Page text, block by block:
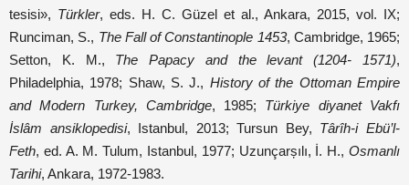
tesisi», Türkler, eds. H. C. Güzel et al., Ankara, 2015, vol. IX;
Runciman, S., The Fall of Constantinople 1453, Cambridge, 1965;
Setton, K. M., The Papacy and the levant (1204- 1571),
Philadelphia, 1978; Shaw, S. J., History of the Ottoman Empire
and Modern Turkey, Cambridge, 1985; Türkiye diyanet Vakfı
İslâm ansiklopedisi, Istanbul, 2013; Tursun Bey, Târîh-i Ebü’l-
Feth, ed. A. M. Tulum, Istanbul, 1977; Uzunçarșılı, İ. H., Osmanlı
Tarihi, Ankara, 1972-1983.